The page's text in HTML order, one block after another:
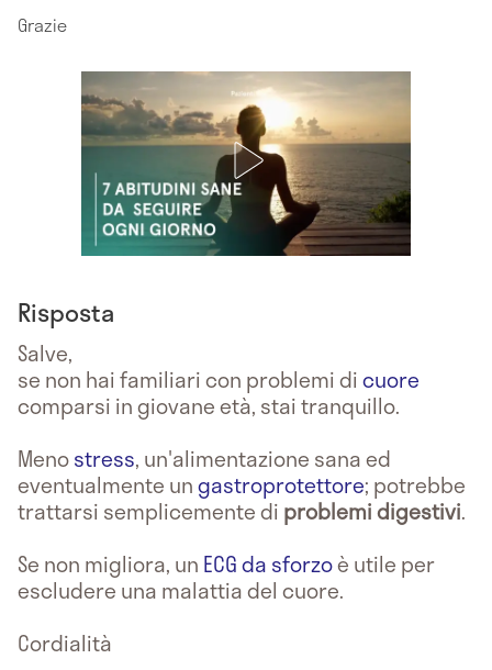
Grazie
Risposta
Salve,
se non hai familiari con problemi dicuore
comparsi in giovane età, stai tranquillo.
Menostress, un'alimentazione sana ed
eventualmente ungastroprotettore; potrebbe
trattarsi semplicemente di problemi digestivi.
Se non migliora, un ECG da sforzoè utile per
escludere una malattia del cuore.
Cordialità